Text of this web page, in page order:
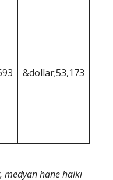
&dollar;53,173
hane halkı